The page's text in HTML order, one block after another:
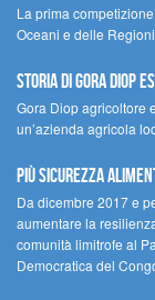
La prima
Oceani e delle
STORIA DI GORA DIOP
Gora Diop agricoltore
un’azienda agricola
Più sicurezza
Da dicembre 2017 e
aumentare la
comunità limitrofe al
Democratica del